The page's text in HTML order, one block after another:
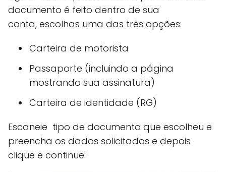
documento é feito dentro de sua
conta, escolhas uma das três opções:
Carteira de motorista
Passaporte (incluindo a página
mostrando sua assinatura)
Carteira de identidade (RG)
Escaneie tipo de documento que escolheu e
preencha os dados solicitados e depois
clique e continue: